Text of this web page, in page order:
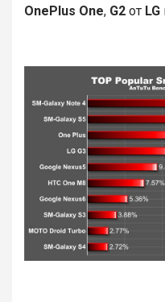
OnePlus One, G2 от LG